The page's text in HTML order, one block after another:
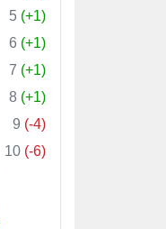
5 (+1)
6 (+1)
7 (+1)
8 (+1)
9 (-4)
10 (-6)